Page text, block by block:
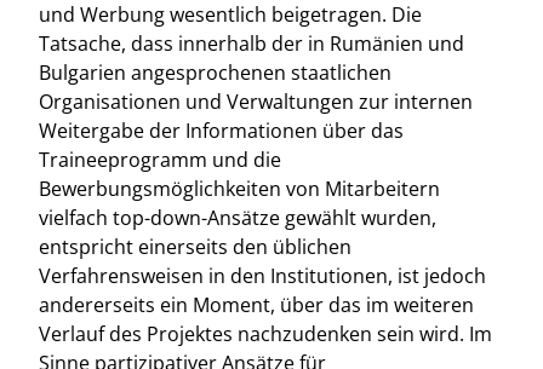
und Werbung wesentlich beigetragen. Die
Tatsache, dass innerhalb der in Rumänien und
Bulgarien angesprochenen staatlichen
Organisationen und Verwaltungen zur internen
Weitergabe der Informationen über das
Traineeprogramm und die
Bewerbungsmöglichkeiten von Mitarbeitern
vielfach top-down-Ansätze gewählt wurden,
entspricht einerseits den üblichen
Verfahrensweisen in den Institutionen, ist jedoch
andererseits ein Moment, über das im weiteren
Verlauf des Projektes nachzudenken sein wird. Im
Sinne partizipativer Ansätze für